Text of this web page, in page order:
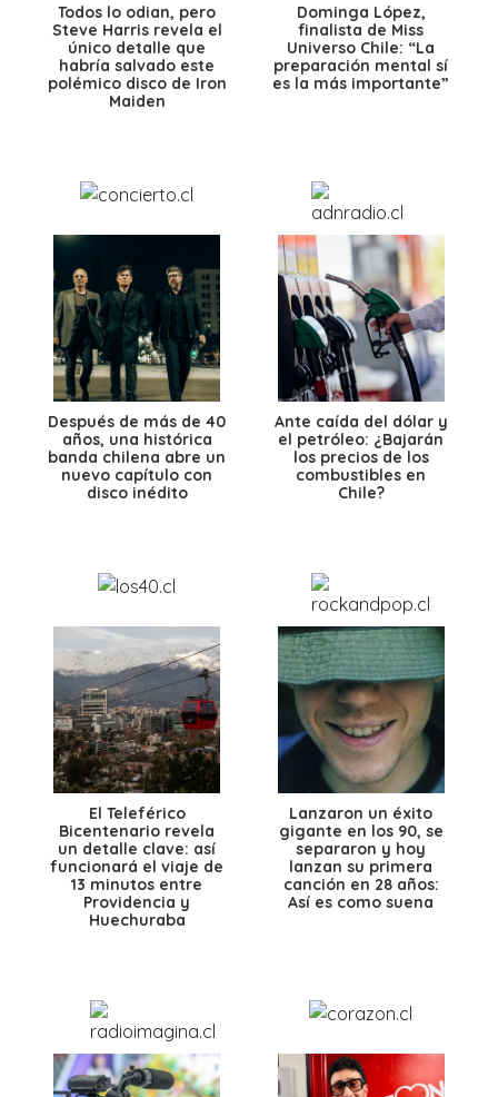
Todos lo odian, pero
Steve Harris revela el
único detalle que
habría salvado este
polémico disco de Iron
Maiden
Dominga López,
finalista de Miss
Universo Chile: “La
preparación mental sí
es la más importante”
Después de más de 40
años, una histórica
banda chilena abre un
nuevo capítulo con
disco inédito
Ante caída del dólar y
el petróleo: ¿Bajarán
los precios de los
combustibles en
Chile?
El Teleférico
Bicentenario revela
un detalle clave: así
funcionará el viaje de
13 minutos entre
Providencia y
Huechuraba
Lanzaron un éxito
gigante en los 90, se
separaron y hoy
lanzan su primera
canción en 28 años:
Así es como suena